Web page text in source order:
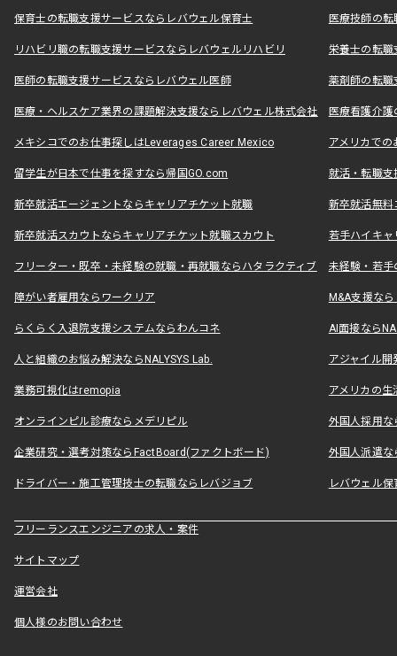
保育士の転職支援サービスならレバウェル保育士 医療技師の
リハビリ職の転職支援サービスならレバウェルリハビリ 栄養士の転
医師の転職支援サービスならレバウェル医師 薬剤師の転
医療・ヘルスケア業界の課題解決支援ならレバウェル株式会社 医療看護介
メキシコでのお仕事探しはLeverages Career Mexico アメリカで
留学生が日本で仕事を探すなら帰国GO.com 就活・転職
新卒就活エージェントならキャリアチケット就職 新卒就活無料
新卒就活スカウトならキャリアチケット就職スカウト 若手ハイキ
フリーター・既卒・未経験の就職・再就職ならハタラクティブ 未経験・若手
障がい者雇用ならワークリア M&A支援な
らくらく入退院支援システムならわんコネ AI面接なら
人と組織のお悩み解決ならNALYSYS Lab. アジャイル
業務可視化はremopia アメリカの
オンラインピル診療ならメデリピル 外国人採用
企業研究・選考対策ならFactBoard(ファクトボード) 外国人派遣な
ドライバー・施工管理技士の転職ならレバジョブ レバウェル
フリーランスエンジニアの求人・案件
サイトマップ
運営会社
個人様のお問い合わせ